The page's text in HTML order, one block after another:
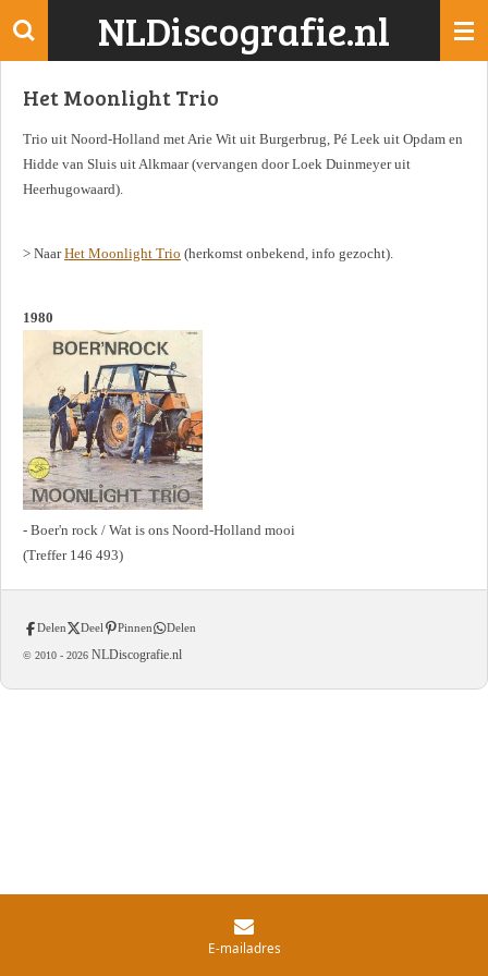
Ga
de
NLDiscografie.nl
Het Moonlight Trio
Trio uit Noord-Holland met Arie Wit uit Burgerbrug, Pé Leek uit Opdam en
Hidde van Sluis uit Alkmaar (vervangen door Loek Duinmeyer uit
Heerhugowaard).
> NaarHet Moonlight Trio (herkomst onbekend, info gezocht).
1980
- Boer'n rock / Wat is ons Noord-Holland mooi
(Treffer 146 493)
Delen Deel Pinnen Delen
© 2010 - 2026 NLDiscografie.nl
E-mailadres